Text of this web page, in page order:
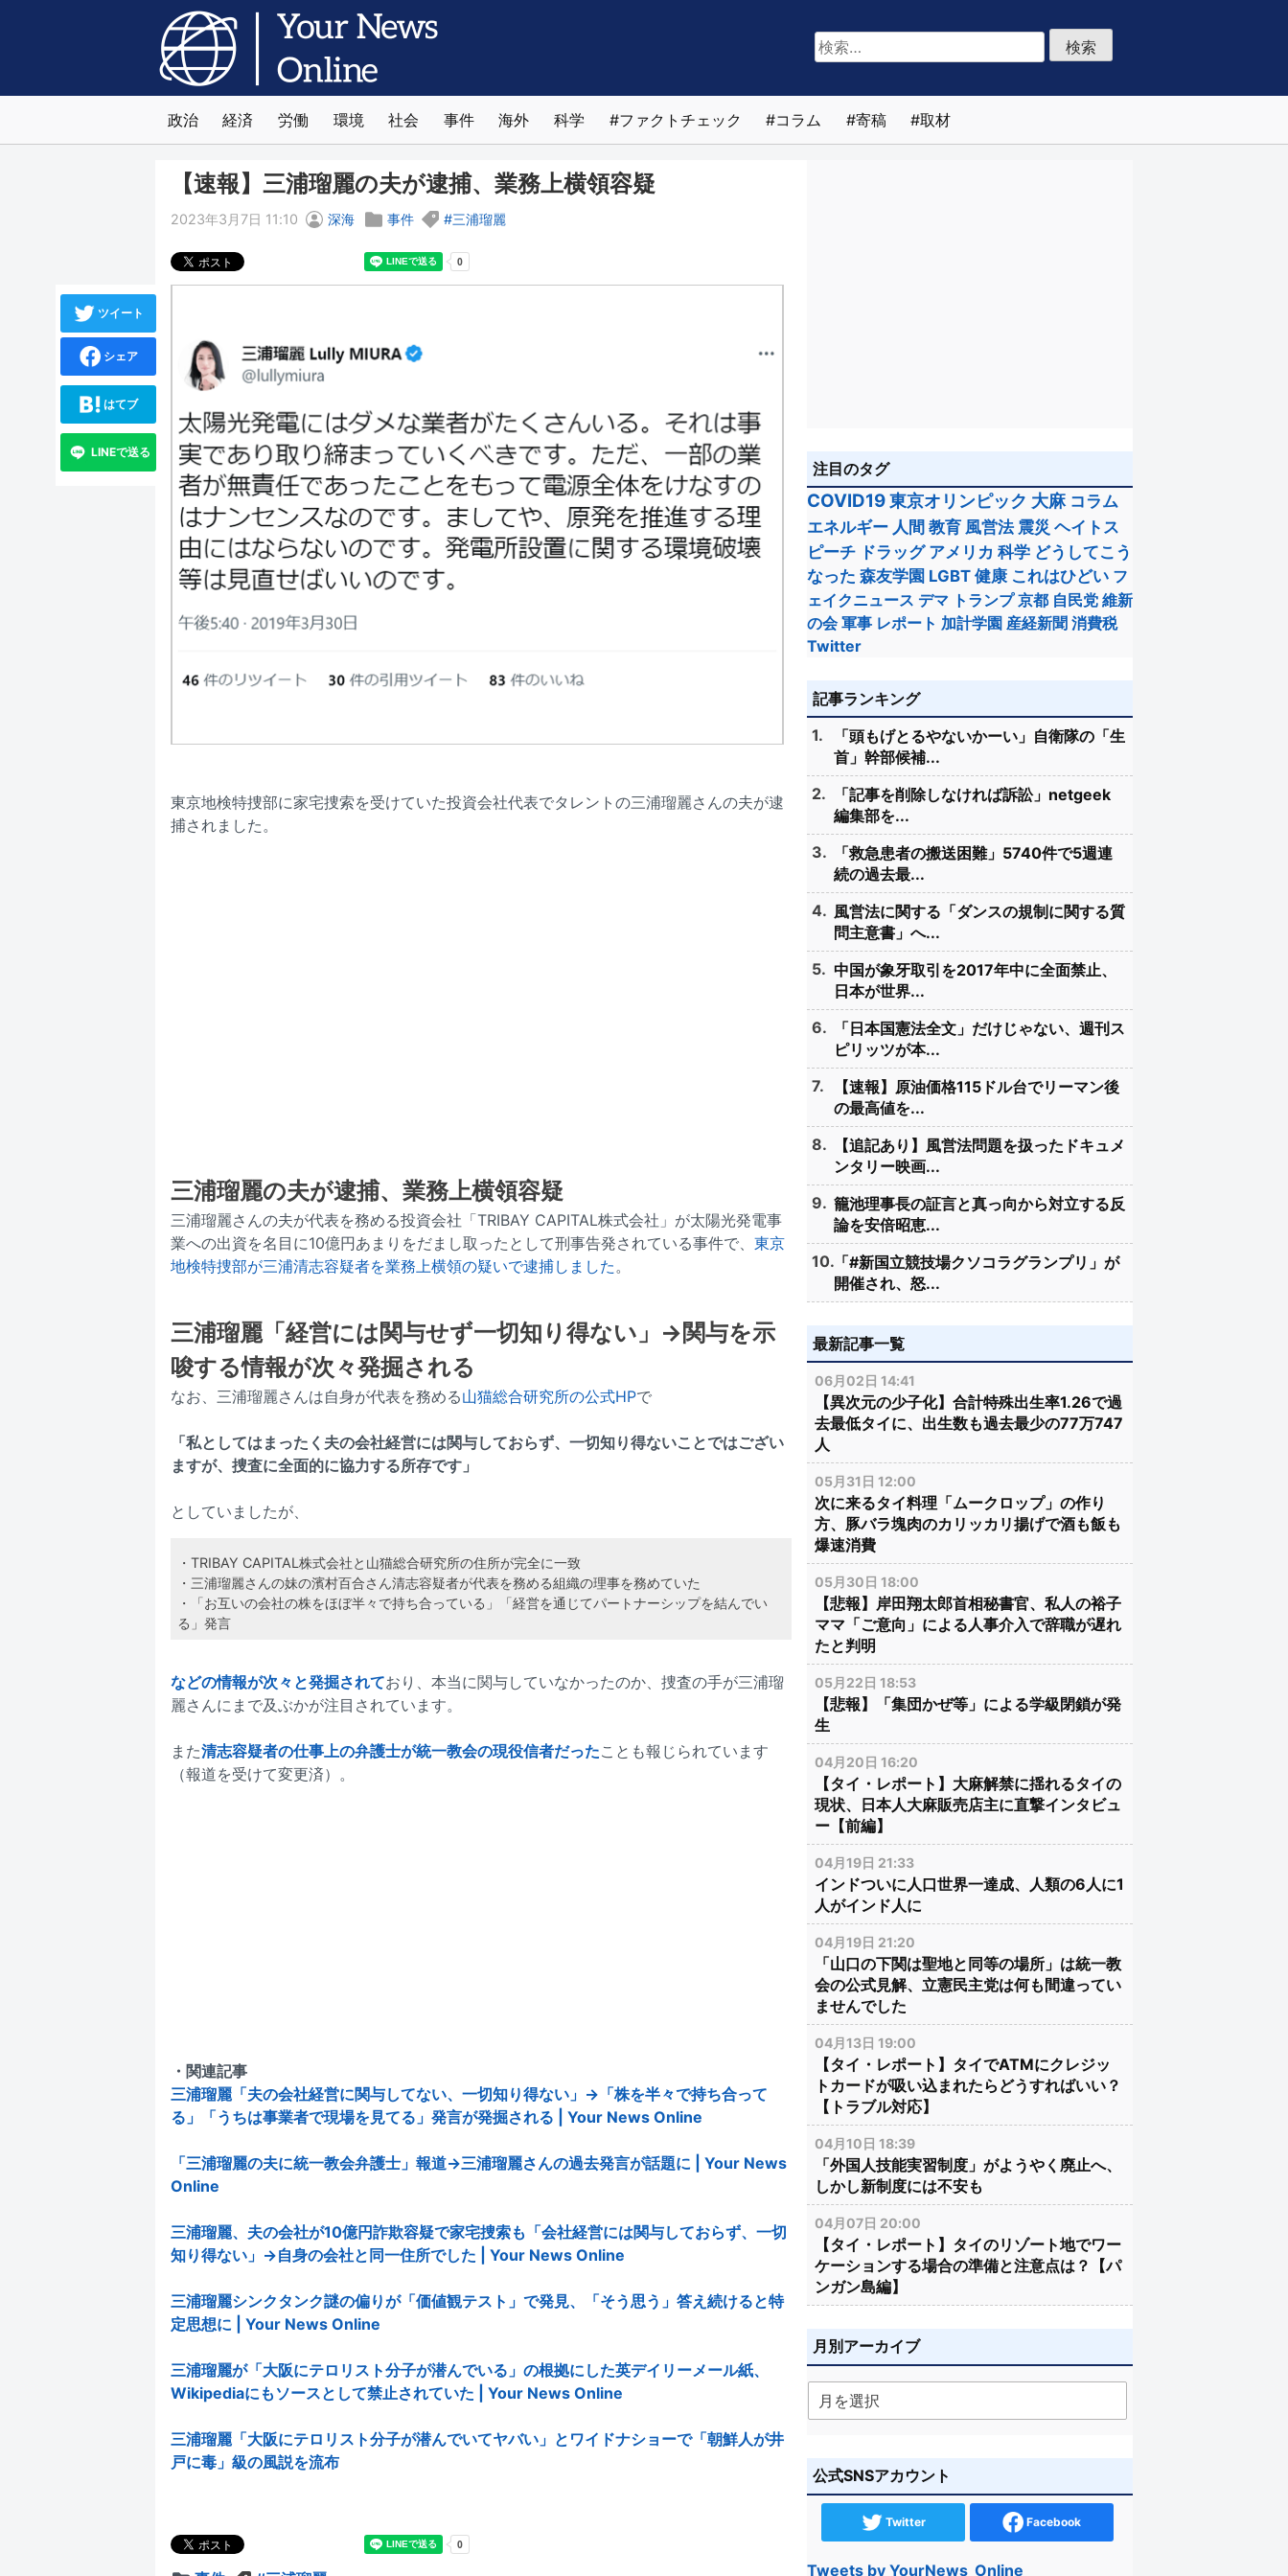
検
索:
政治 経済 労働 環境 社会 事件 海外 科学 ファクトチェック コラム 寄稿 取材
【速報】三浦瑠麗の夫が逮捕、業務上横領容疑
2023年3月7日 11:10 深海 事件 三浦瑠麗
東京地検特捜部に家宅捜索を受けていた投資会社代表でタレントの三浦瑠麗さんの夫が逮
捕されました。
三浦瑠麗の夫が逮捕、業務上横領容疑
三浦瑠麗さんの夫が代表を務める投資会社「TRIBAY CAPITAL株式会社」が太陽光発電事
業への出資を名目に10億円あまりをだまし取ったとして刑事告発されている事件で、 東京
地検特捜部が三浦清志容疑者を業務上横領の疑いで逮捕しました。
三浦瑠麗「経営には関与せず一切知り得ない」→関与を示
唆する情報が次々発掘される
なお、三浦瑠麗さんは自身が代表を務める山猫総合研究所の公式HPで
「私としてはまったく夫の会社経営には関与しておらず、一切知り得ないことではござい
ますが、捜査に全面的に協力する所存です」
としていましたが、
・TRIBAY CAPITAL株式会社と山猫総合研究所の住所が完全に一致
・三浦瑠麗さんの妹の濱村百合さん清志容疑者が代表を務める組織の理事を務めていた
・「お互いの会社の株をほぼ半々で持ち合っている」「経営を通じてパートナーシップを結んでい
る」発言
などの情報が次々と発掘されており、本当に関与していなかったのか、捜査の手が三浦瑠
麗さんにまで及ぶかが注目されています。
また清志容疑者の仕事上の弁護士が統一教会の現役信者だったことも報じられています
（報道を受けて変更済）。
・関連記事
三浦瑠麗「夫の会社経営に関与してない、一切知り得ない」→「株を半々で持ち合って
る」「うちは事業者で現場を見てる」発言が発掘される | Your News Online
「三浦瑠麗の夫に統一教会弁護士」報道→三浦瑠麗さんの過去発言が話題に | Your News
Online
三浦瑠麗、夫の会社が10億円詐欺容疑で家宅捜索も「会社経営には関与しておらず、一切
知り得ない」→自身の会社と同一住所でした | Your News Online
三浦瑠麗シンクタンク謎の偏りが「価値観テスト」で発見、「そう思う」答え続けると特
定思想に | Your News Online
三浦瑠麗が「大阪にテロリスト分子が潜んでいる」の根拠にした英デイリーメール紙、
Wikipediaにもソースとして禁止されていた | Your News Online
三浦瑠麗「大阪にテロリスト分子が潜んでいてヤバい」とワイドナショーで「朝鮮人が井
戸に毒」級の風説を流布
ツイート
シェア
はてブ
LINEで送る
注目のタグ
COVID19東京オリンピック 大麻 コラム
エネルギー 人間 教育 風営法 震災 ヘイトス
ピーチ ドラッグ アメリカ 科学 どうしてこう
なった 森友学園 LGBT 健康 これはひどい フ
ェイクニュース デマ トランプ 京都 自民党 維新
の会 軍事 レポート 加計学園 産経新聞 消費税
Twitter
記事ランキング
「頭もげとるやないかーい」自衛隊の「生
首」幹部候補...
「記事を削除しなければ訴訟」netgeek
編集部を...
「救急患者の搬送困難」5740件で5週連
続の過去最...
風営法に関する「ダンスの規制に関する質
問主意書」へ...
中国が象牙取引を2017年中に全面禁止、
日本が世界...
「日本国憲法全文」だけじゃない、週刊ス
ピリッツが本...
【速報】原油価格115ドル台でリーマン後
の最高値を...
【追記あり】風営法問題を扱ったドキュメ
ンタリー映画...
籠池理事長の証言と真っ向から対立する反
論を安倍昭恵...
「#新国立競技場クソコラグランプリ」が
開催され、怒...
最新記事一覧
06月02日 14:41
【異次元の少子化】合計特殊出生率1.26で過
去最低タイに、出生数も過去最少の77万747
人
05月31日 12:00
次に来るタイ料理「ムークロップ」の作り
方、豚バラ塊肉のカリッカリ揚げで酒も飯も
爆速消費
05月30日 18:00
【悲報】岸田翔太郎首相秘書官、私人の裕子
ママ「ご意向」による人事介入で辞職が遅れ
たと判明
05月22日 18:53
【悲報】「集団かぜ等」による学級閉鎖が発
生
04月20日 16:20
【タイ・レポート】大麻解禁に揺れるタイの
現状、日本人大麻販売店主に直撃インタビュ
ー【前編】
04月19日 21:33
インドついに人口世界一達成、人類の6人に1
人がインド人に
04月19日 21:20
「山口の下関は聖地と同等の場所」は統一教
会の公式見解、立憲民主党は何も間違ってい
ませんでした
04月13日 19:00
【タイ・レポート】タイでATMにクレジッ
トカードが吸い込まれたらどうすればいい？
【トラブル対応】
04月10日 18:39
「外国人技能実習制度」がようやく廃止へ、
しかし新制度には不安も
04月07日 20:00
【タイ・レポート】タイのリゾート地でワー
ケーションする場合の準備と注意点は？【パ
ンガン島編】
月別アーカイブ
公式SNSアカウント
Twitter Facebook
Tweets by YourNews_Online